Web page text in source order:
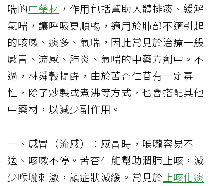
喘的中藥材 ，作用包括幫助人體排痰、緩解
氣喘，讓呼吸更順暢，適用於肺部不適引起
的咳嗽、痰多、氣喘，因此常見於治療一般
感冒、流感、肺炎、氣喘的中藥方劑中。不
過，林舜穀提醒，由於苦杏仁苷有一定毒
性，除了炒製或煮沸等方式，也會搭配其他
中藥材，以減少副作用。
一、感冒（流感）：感冒時，喉嚨容易不
適、咳嗽不停。苦杏仁能幫助潤肺止咳，減
少喉嚨刺激，讓症狀減緩。常見於止咳化痰